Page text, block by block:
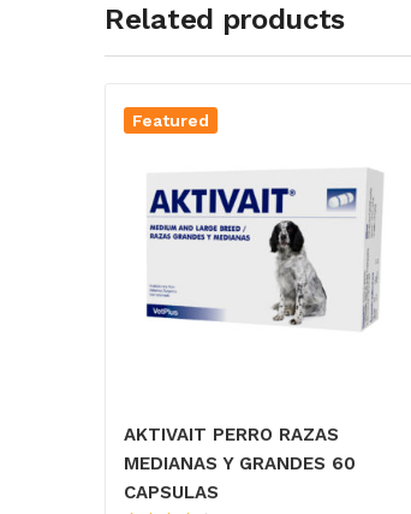
Related products
Featured
AKTIVAIT PERRO RAZAS
MEDIANAS Y GRANDES 60
CAPSULAS